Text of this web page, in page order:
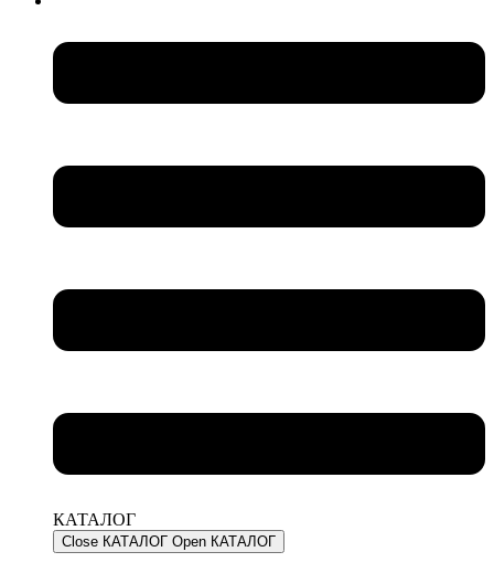
КАТАЛОГ
Close КАТАЛОГ Open КАТАЛОГ